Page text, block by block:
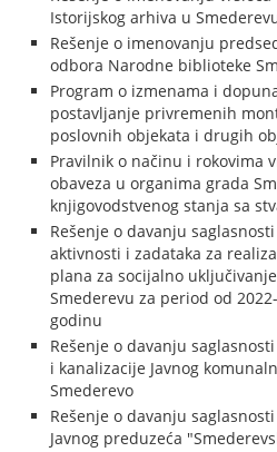
Istorijskog arhiva u
Rešenje o imenovanju
odbora Narodne biblioteke
Program o izmenama i
postavljanje privremenih
poslovnih objekata i drugih
Pravilnik o načinu i rokovima
obaveza u organima grada
knjigovodstvenog stanja sa
Rešenje o davanju
aktivnosti i zadataka za
plana za socijalno
Smederevu za period od
godinu
Rešenje o davanju
i kanalizacije Javnog
Smederevo
Rešenje o davanju
Javnog preduzeća